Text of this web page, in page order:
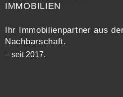
IMMOBILIEN
Ihr Immobilienpartner aus
Nachbarschaft.
– seit 2017.